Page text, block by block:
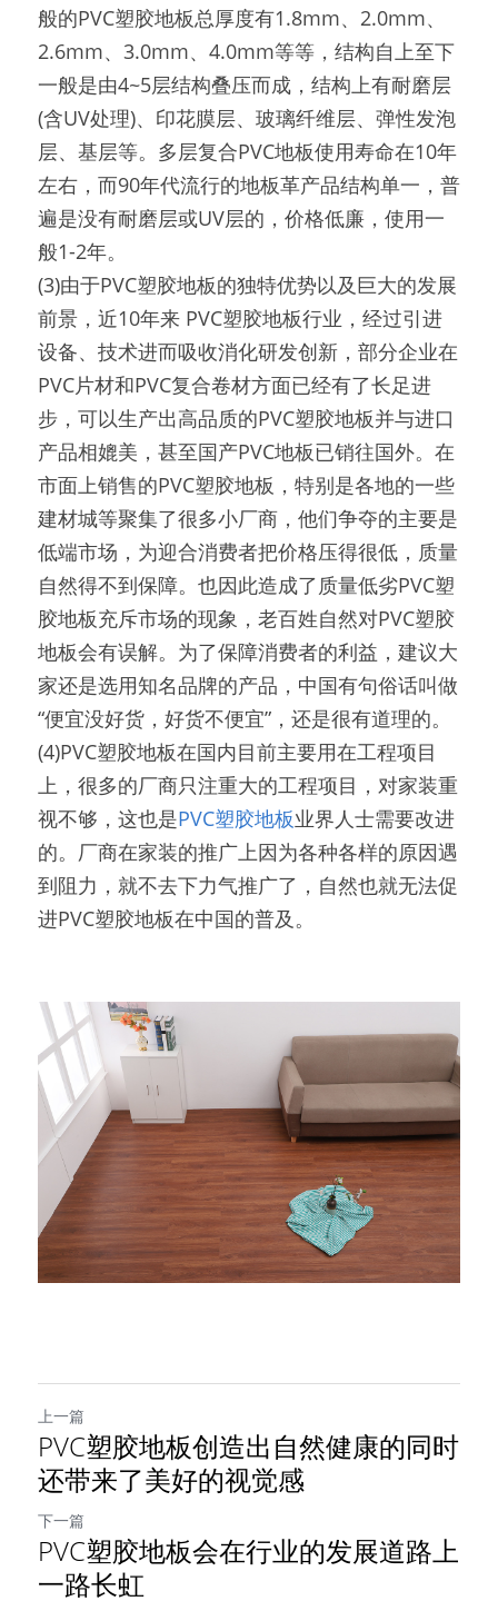
般的PVC塑胶地板总厚度有1.8mm、2.0mm、
2.6mm、3.0mm、4.0mm等等，结构自上至下
一般是由4~5层结构叠压而成，结构上有耐磨层
(含UV处理)、印花膜层、玻璃纤维层、弹性发泡
层、基层等。多层复合PVC地板使用寿命在10年
左右，而90年代流行的地板革产品结构单一，普
遍是没有耐磨层或UV层的，价格低廉，使用一
般1-2年。
(3)由于PVC塑胶地板的独特优势以及巨大的发展
前景，近10年来 PVC塑胶地板行业，经过引进
设备、技术进而吸收消化研发创新，部分企业在
PVC片材和PVC复合卷材方面已经有了长足进
步，可以生产出高品质的PVC塑胶地板并与进口
产品相媲美，甚至国产PVC地板已销往国外。在
市面上销售的PVC塑胶地板，特别是各地的一些
建材城等聚集了很多小厂商，他们争夺的主要是
低端市场，为迎合消费者把价格压得很低，质量
自然得不到保障。也因此造成了质量低劣PVC塑
胶地板充斥市场的现象，老百姓自然对PVC塑胶
地板会有误解。为了保障消费者的利益，建议大
家还是选用知名品牌的产品，中国有句俗话叫做
“便宜没好货，好货不便宜”，还是很有道理的。
(4)PVC塑胶地板在国内目前主要用在工程项目
上，很多的厂商只注重大的工程项目，对家装重
视不够，这也是PVC塑胶地板业界人士需要改进
的。厂商在家装的推广上因为各种各样的原因遇
到阻力，就不去下力气推广了，自然也就无法促
进PVC塑胶地板在中国的普及。
上一篇
PVC塑胶地板创造出自然健康的同时
还带来了美好的视觉感
下一篇
PVC塑胶地板会在行业的发展道路上
一路长虹